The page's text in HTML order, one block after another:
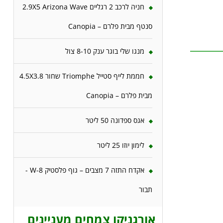
חניה לרכב 2 רגליים 2.9X5 Arizona Wave
סנטף מבית פלרם – Canopia
מנגו שלי בוגר ענק 8-10 צול
חממת לייף סטייל Triomphe שחור 4.5X3.8
מבית פלרם – Canopia
אגס ספדונה 50 ליטר
לימון יוזו 25 ליטר
אקדח התזה 7 מצבים – גוף פלסטיק W-8 -
תבור
אורגניקו צמחים מעניינים